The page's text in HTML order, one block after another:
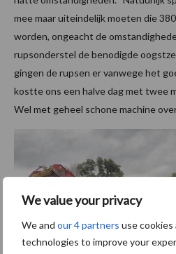
We value your privacy
We and our 4 partners use
technologies to improve your
mee maar uiteindelijk moeten die
worden, ongeacht de
rupsonderstel de benodigde
gingen de rupsen er vanwege het
kostte ons een halve dag met twee
Wel met geheel schone machine